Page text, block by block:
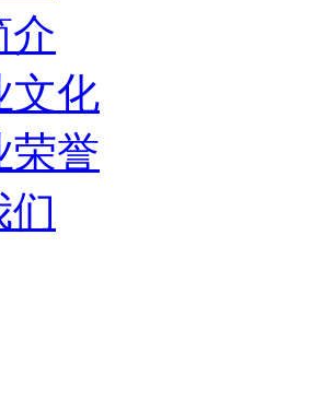
介
文化
荣誉
们